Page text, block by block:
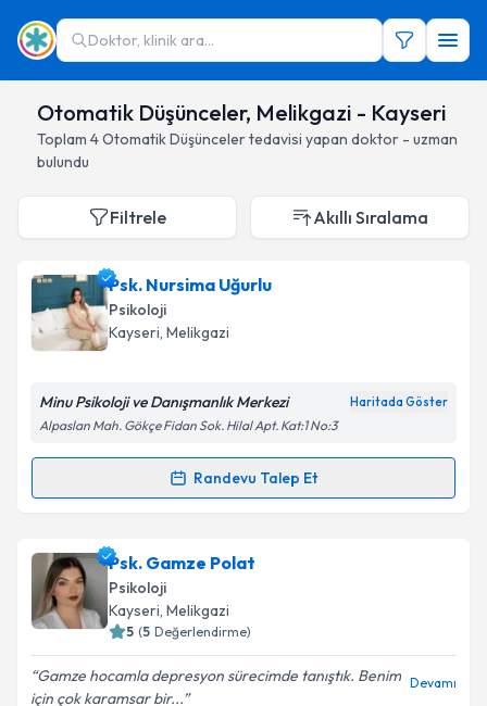
Doktor, klinik ara...
Otomatik Düşünceler, Melikgazi - Kayseri
Toplam 4Otomatik Düşüncelertedavisi yapan doktor - uzman
bulundu
Filtrele Akıllı Sıralama
Psk. Nursima Uğurlu
Psikoloji
Kayseri, Melikgazi
Minu Psikoloji ve Danışmanlık Merkezi Haritada Göster
Alpaslan Mah. Gökçe Fidan Sok. Hilal Apt. Kat:1 No:3
Randevu Talep Et
Randevu Takvimi Talebi
Psk. Nursima Uğurluiçin randevu takvimi talebi
oluşturun. Size bu uzmandan randevu almanız için bir
takvim hazırlandığında e-posta ile bilgilendireceğiz.
Psk. Gamze Polat
Psikoloji
Kayseri, Melikgazi
5 (5 Değerlendirme)
Gamze hocamla depresyon sürecimde tanıştık. Benim
için çok karamsar bir...
Devamı